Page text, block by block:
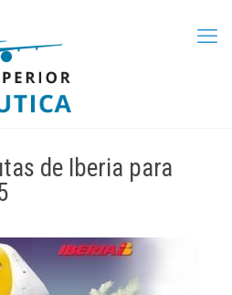
de Iberia para